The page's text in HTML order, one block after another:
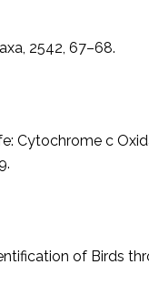
2542, 67–68.
Cytochrome c
of Birds